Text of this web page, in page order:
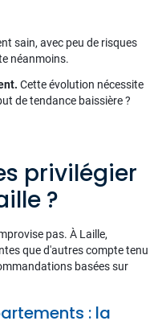
sain, avec peu de risques
néanmoins.
Cette évolution nécessite
de tendance baissière ?
privilégier
?
pas. À Laille,
que d'autres compte tenu
basées sur
: la